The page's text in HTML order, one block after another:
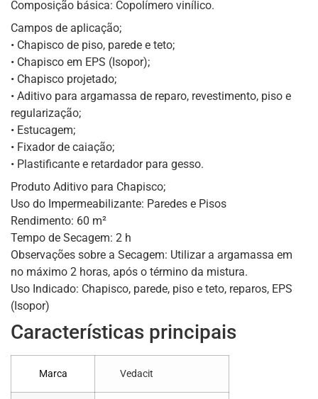
Composição básica: Copolímero vinílico.
Campos de aplicação;
• Chapisco de piso, parede e teto;
• Chapisco em EPS (Isopor);
• Chapisco projetado;
• Aditivo para argamassa de reparo, revestimento, piso e
regularização;
• Estucagem;
• Fixador de caiação;
• Plastificante e retardador para gesso.
Produto Aditivo para Chapisco;
Uso do Impermeabilizante: Paredes e Pisos
Rendimento: 60 m²
Tempo de Secagem: 2 h
Observações sobre a Secagem: Utilizar a argamassa em
no máximo 2 horas, após o término da mistura.
Uso Indicado: Chapisco, parede, piso e teto, reparos, EPS
(Isopor)
Características principais
Marca Vedacit